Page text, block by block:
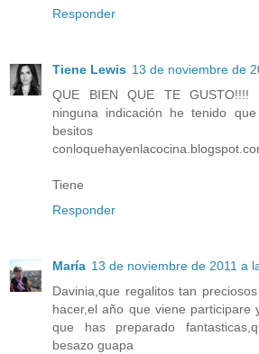
Responder
Tiene Lewis 13 de noviembre de
QUE BIEN QUE TE
ninguna indicación he tenido
besitos
Tiene
Responder
María 13 de noviembre de 2011 a
Davinia,que regalitos tan
hacer,el año que viene participare
que has preparado
besazo guapa